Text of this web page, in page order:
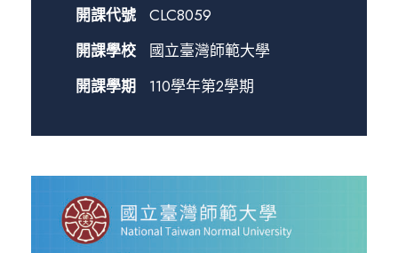
開課代號
CLC8059
開課學校
國立臺灣師範大學
開課學期
110學年第2學期